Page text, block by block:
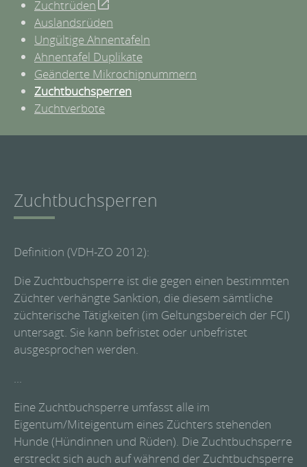
Zuchtrüden
Auslandsrüden
Ungültige Ahnentafeln
Ahnentafel Duplikate
Geänderte Mikrochipnummern
Zuchtbuchsperren
Zuchtverbote
Zuchtbuchsperren
Definition (VDH-ZO 2012):
Die Zuchtbuchsperre ist die gegen einen bestimmten
Züchter verhängte Sanktion, die diesem sämtliche
züchterische Tätigkeiten (im Geltungsbereich der FCI)
untersagt. Sie kann befristet oder unbefristet
ausgesprochen werden.
...
Eine Zuchtbuchsperre umfasst alle im
Eigentum/Miteigentum eines Züchters stehenden
Hunde (Hündinnen und Rüden). Die Zuchtbuchsperre
erstreckt sich auch auf während der Zuchtbuchsperre